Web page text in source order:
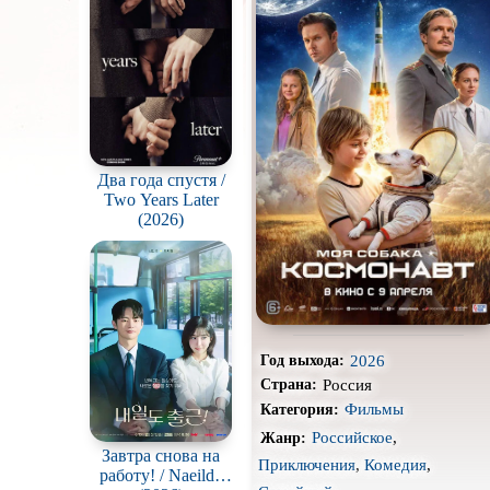
Два года спустя /
Two Years Later
(2026)
Завтра снова на
работу! / Naeildo
Про акул
Про вампиров
Про гангстеров
Про драконов
Про корабли и подводные
лодки
Про мафию
Про путешествияво
времени
Про собак
Про хоккей и
Режиссёрская версия
Слэшер
Год выхода: 2026
Страна: Россия
Категория: Фильмы
Жанр: Российское,
Приключения, Комедия,